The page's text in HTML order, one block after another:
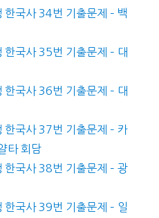
국사 34번 기출문제 – 백
국사 35번 기출문제 – 대
국사 36번 기출문제 – 대
국사 37번 기출문제 – 카
타 회담
국사 38번 기출문제 – 광
국사 39번 기출문제 – 일